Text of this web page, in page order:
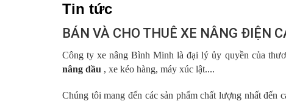
Tin tức
BÁN VÀ CHO THUÊ XE NÂNG ĐIỆN
Công ty xe nâng Bình Minh là đại lý ủy quyền của
nâng dầu , xe kéo hàng, máy xúc lật....
Chúng tôi mang đến các sản phẩm chất lượng nhất